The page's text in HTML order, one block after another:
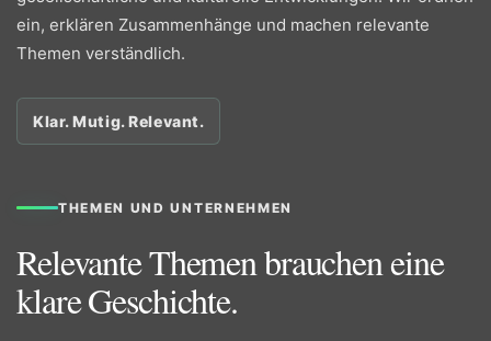
ein, erklären Zusammenhänge und machen relevante
Themen verständlich.
Klar. Mutig. Relevant.
THEMEN UND UNTERNEHMEN
Relevante Themen brauchen eine
klare Geschichte.